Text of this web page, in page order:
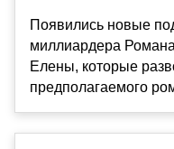
Появились новые
миллиардера Романа
Елены, которые
предполагаемого